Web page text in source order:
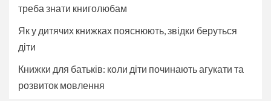
треба знати книголюбам
Як у дитячих книжках пояснюють, звідки беруться
діти
Книжки для батьків: коли діти починають агукати та
розвиток мовлення